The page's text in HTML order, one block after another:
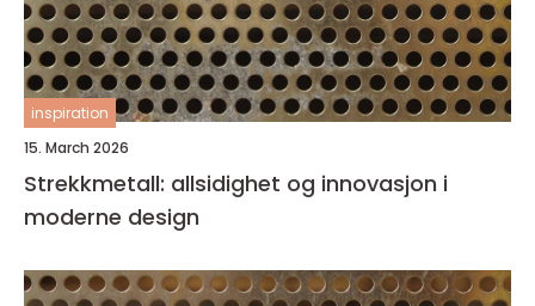
inspiration
15. March 2026
Strekkmetall: allsidighet og innovasjon i
moderne design